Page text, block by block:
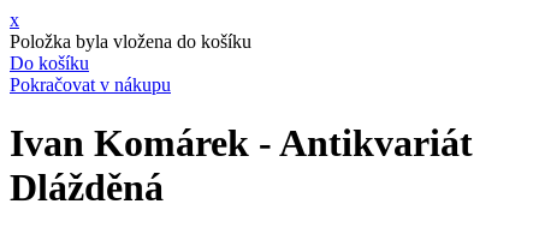
x
Položka byla vložena do košíku
Do košíku
Pokračovat v nákupu
Ivan Komárek - Antikvariát
Dlážděná